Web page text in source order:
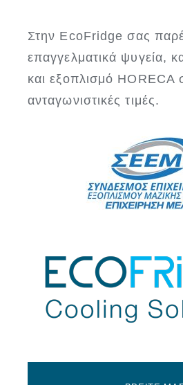
Στην EcoFridge σας
επαγγελματικά ψυγεία,
και εξοπλισμό HORECA
ανταγωνιστικές τιμές.